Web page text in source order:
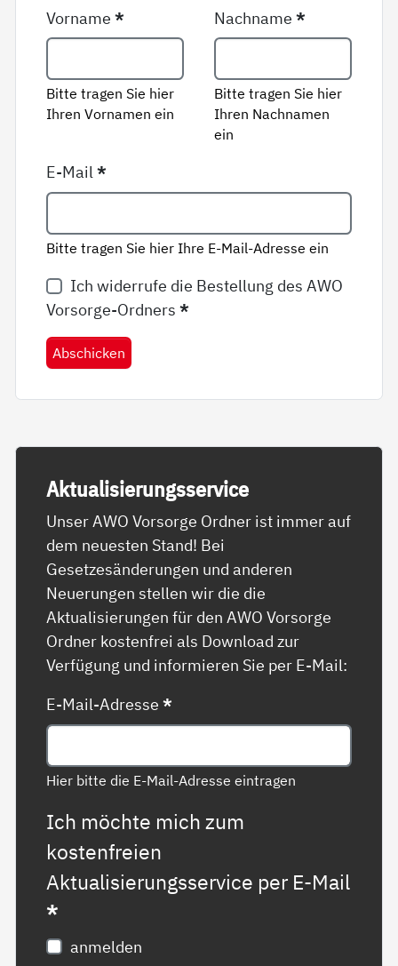
Vorname*
Bitte tragen Sie hier
Ihren Vornamen ein
Nachname*
Bitte tragen Sie hier
Ihren Nachnamen
ein
E-Mail*
Bitte tragen Sie hier Ihre E-Mail-Adresse ein
Ich widerrufe die Bestellung des AWO
Vorsorge-Ordners*
Abschicken
Ak­tua­li­sie­rungs­ser­vice
Unser AWO Vorsorge Ordner ist immer auf
dem neuesten Stand! Bei
Gesetzesänderungen und anderen
Neuerungen stellen wir die die
Aktualisierungen für den AWO Vorsorge
Ordner kostenfrei als Download zur
Verfügung und informieren Sie per E-Mail:
E-Mail-Adresse*
Hier bitte die E-Mail-Adresse eintragen
Ich möchte mich zum
kostenfreien
Aktualisierungsservice per E-Mail
*
anmelden